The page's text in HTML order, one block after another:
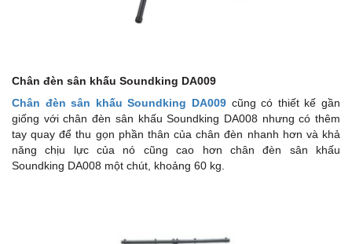
Chân đèn sân khấu Soundking DA009
Chân đèn sân khấu Soundking DA009 cũng có thiết kế gần
giống với chân đèn sân khấu Soundking DA008 nhưng có thêm
tay quay để thu gọn phần thân của chân đèn nhanh hơn và khả
năng chịu lực của nó cũng cao hơn chân đèn sân khấu
Soundking DA008 một chút, khoảng 60 kg.